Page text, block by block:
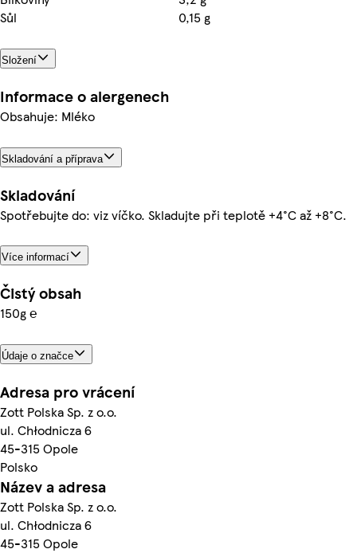
Sůl
0,15 g
Složení
Informace o alergenech
Obsahuje: Mléko
Skladování a příprava
Skladování
Spotřebujte do: viz víčko. Skladujte při teplotě +4°C až +8°C.
Více informací
Čistý obsah
150g ℮
Údaje o značce
Adresa pro vrácení
Zott Polska Sp. z o.o.
ul. Chłodnicza 6
45-315 Opole
Polsko
Název a adresa
Zott Polska Sp. z o.o.
ul. Chłodnicza 6
45-315 Opole